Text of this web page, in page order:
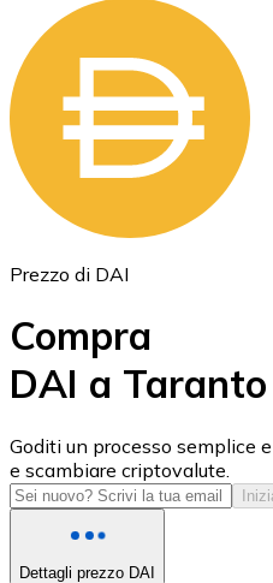
ETH
USD Coin
USDC
Prezzo di DAI
Compra
DAI a Taranto
Goditi un processo semplice
e scambiare criptovalute.
Dettagli prezzo DAI